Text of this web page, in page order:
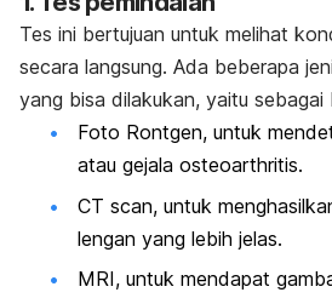
Tes ini bertujuan untuk melihat
secara langsung. Ada beberapa
yang bisa dilakukan, yaitu sebagai
Foto Rontgen, untuk
atau gejala osteoarthritis.
CT scan, untuk
lengan yang lebih jelas.
MRI, untuk mendapat